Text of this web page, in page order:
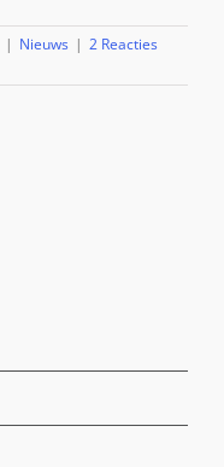
| Nieuws | 2 Reacties